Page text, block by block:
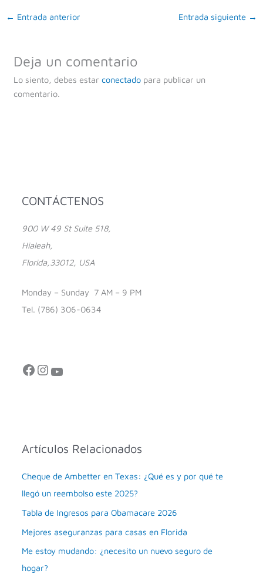
← Entrada anterior Entrada siguiente →
Deja un comentario
Lo siento, debes estar conectadopara publicar un
comentario.
CONTÁCTENOS
900 W 49 St Suite 518,
Hialeah,
Florida,33012, USA
Monday – Sunday 7 AM – 9 PM
Tel. (786) 306-0634
Artículos Relacionados
Cheque de Ambetter en Texas: ¿Qué es y por qué te
llegó un reembolso este 2025?
Tabla de Ingresos para Obamacare 2026
Mejores aseguranzas para casas en Florida
Me estoy mudando: ¿necesito un nuevo seguro de
hogar?